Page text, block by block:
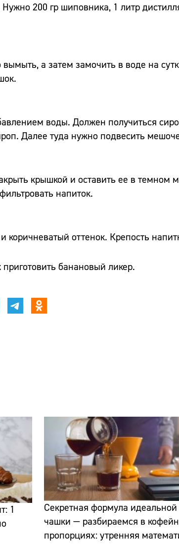
200 гр шиповника, 1 литр
а затем замочить в воде на
воды. Должен получиться
Далее туда нужно подвесить
крышкой и оставить ее в темном
напиток.
коричневатый оттенок. Крепость
приготовить банановый ликер.
1
Секретная формула идеальной
чашки — разбираемся в
пропорциях: утренняя